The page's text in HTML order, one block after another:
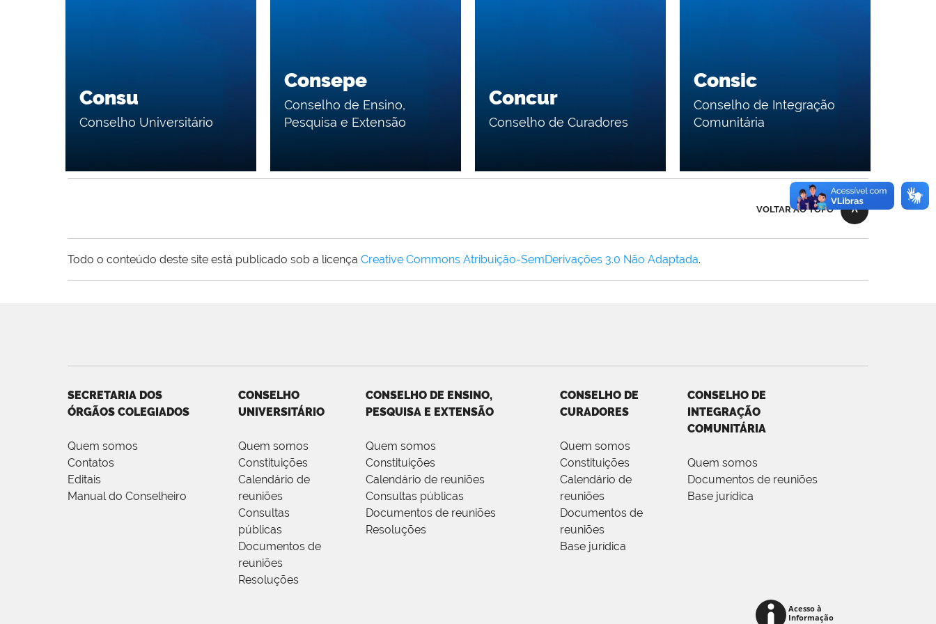
Consu
Conselho Universitário
Consepe
Conselho de Ensino,
Pesquisa e Extensão
Concur
Conselho de Curadores
Consic
Conselho de Integração
Comunitária
VOLTAR AO TOPO
Todo o conteúdo deste site está publicado sob a licença Creative Commons Atribuição-SemDerivações 3.0 Não Adaptada.
SECRETARIA DOS
ÓRGÃOS COLEGIADOS
Quem somos
Contatos
Editais
Manual do Conselheiro
CONSELHO
UNIVERSITÁRIO
Quem somos
Constituições
Calendário de
reuniões
Consultas
públicas
Documentos de
reuniões
Resoluções
CONSELHO DE ENSINO,
PESQUISA E EXTENSÃO
Quem somos
Constituições
Calendário de reuniões
Consultas públicas
Documentos de reuniões
Resoluções
CONSELHO DE
CURADORES
Quem somos
Constituições
Calendário de
reuniões
Documentos de
reuniões
Base jurídica
CONSELHO DE
INTEGRAÇÃO
COMUNITÁRIA
Quem somos
Documentos de reuniões
Base jurídica